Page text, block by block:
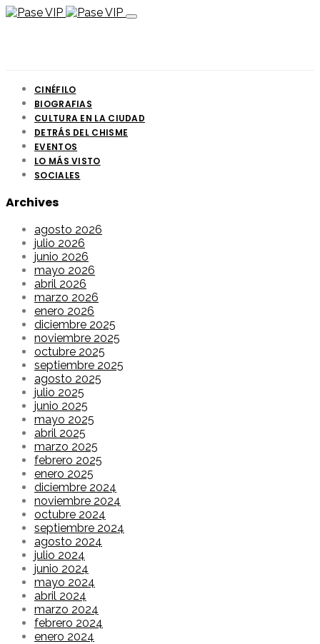
CINÉFILO
BIOGRAFIAS
CULTURA EN LA CIUDAD
DETRÁS DEL CHISME
EVENTOS
LO MÁS VISTO
SOCIALES
Archives
agosto 2026
julio 2026
junio 2026
mayo 2026
abril 2026
marzo 2026
enero 2026
diciembre 2025
noviembre 2025
octubre 2025
septiembre 2025
agosto 2025
julio 2025
junio 2025
mayo 2025
abril 2025
marzo 2025
febrero 2025
enero 2025
diciembre 2024
noviembre 2024
octubre 2024
septiembre 2024
agosto 2024
julio 2024
junio 2024
mayo 2024
abril 2024
marzo 2024
febrero 2024
enero 2024